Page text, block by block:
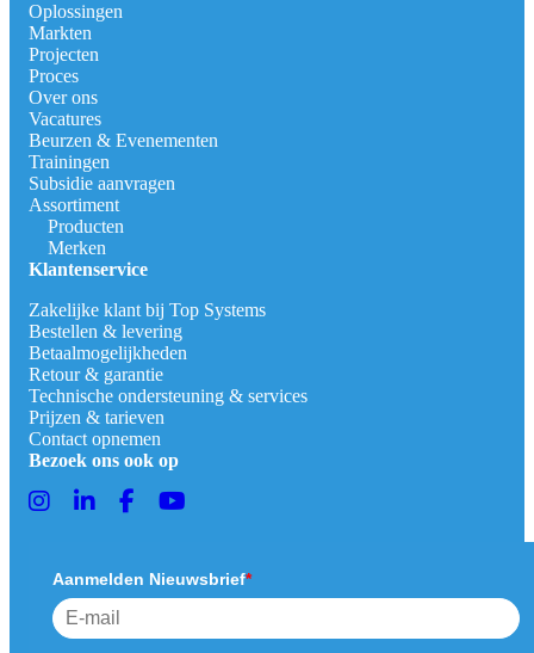
Oplossingen
Markten
Projecten
Proces
Over ons
Vacatures
Beurzen & Evenementen
Trainingen
Subsidie aanvragen
Assortiment
Producten
Merken
Klantenservice
Zakelijke klant bij Top Systems
Bestellen & levering
Betaalmogelijkheden
Retour & garantie
Technische ondersteuning & services
Prijzen & tarieven
Contact opnemen
Bezoek ons ook op
Aanmelden Nieuwsbrief*